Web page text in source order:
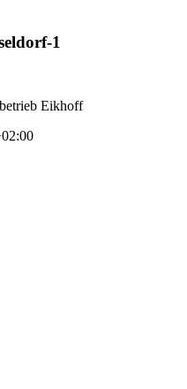
1
Eikhoff